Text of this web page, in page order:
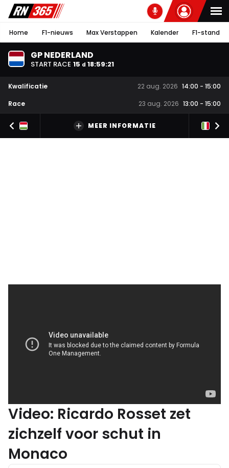
Home F1-nieuws Max Verstappen Kalender F1-stand
GP NEDERLAND
START RACE 15 d 18:59:20
Kwalificatie 22 aug. 2026 14:00 - 15:00
Race
23 aug. 2026 13:00 - 15:00
MEER INFORMATIE
Video: Ricardo Rosset zet
zichzelf voor schut in
Monaco